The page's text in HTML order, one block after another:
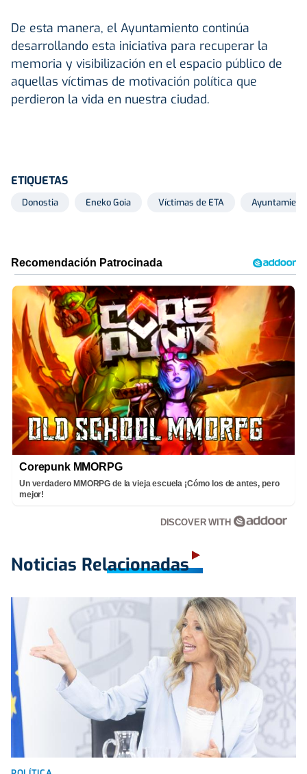
De esta manera, el Ayuntamiento continúa
desarrollando esta iniciativa para recuperar la
memoria y visibilización en el espacio público de
aquellas víctimas de motivación política que
perdieron la vida en nuestra ciudad.
ETIQUETAS
Donostia Eneko Goia Víctimas de ETA
Corepunk MMORPG
Un verdadero MMORPG de la vieja escuela ¡Cómo los de antes, pero
mejor!
DISCOVER WITH
Noticias Relacionadas